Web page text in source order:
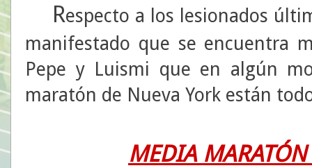
Respecto a los lesionados
manifestado que se encuentra
Pepe y Luismi que en algún
maratón de Nueva York están
MEDIA